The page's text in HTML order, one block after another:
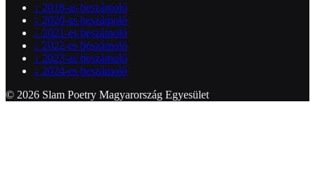
↓ 2018-as beszámoló
↓ 2020-as beszámoló
↓ 2021-es beszámoló
↓ 2022-es beszámoló
↓ 2023-as beszámoló
↓ 2024-es beszámoló
© 2026 Slam Poetry Magyarország Egyesület